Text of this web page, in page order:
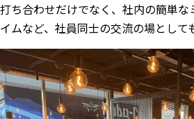
打ち合わせだけでなく、社内の簡単な
イムなど、社員同士の交流の場として